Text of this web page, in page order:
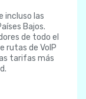
incluso las
Bajos.
de todo el
rutas de VoIP
tarifas más